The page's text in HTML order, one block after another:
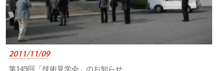
2011/11/09
第149回「技術見学会」のお知らせ